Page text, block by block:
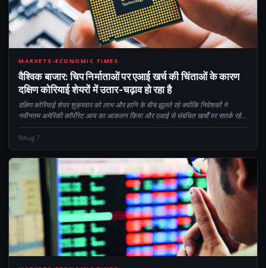
CM
MARKETS-ECONOMIC TIMES
वैश्विक बाजार: चिप निर्माताओं पर एआई खर्च की चिंताओं के कारण
दक्षिण कोरियाई शेयरों में उतार-चढ़ाव हो रहा है
दक्षिण कोरियाई शेयर शुक्रवार को लाभ और हानि के बीच झूलते रहे क्योंकि निवेशकों ने
नवीनतम अमेरिकी कॉर्पोरेट आय का आकलन किया और एआई से संबंधित खर्चों पर सतर्क रहे।
शुरुआती नुकसान से उबरने के बावजूद, KOSPI अभी भी कायम है...
Aug 7